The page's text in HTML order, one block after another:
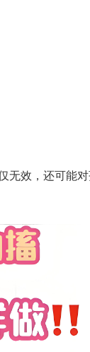
效，还可能对